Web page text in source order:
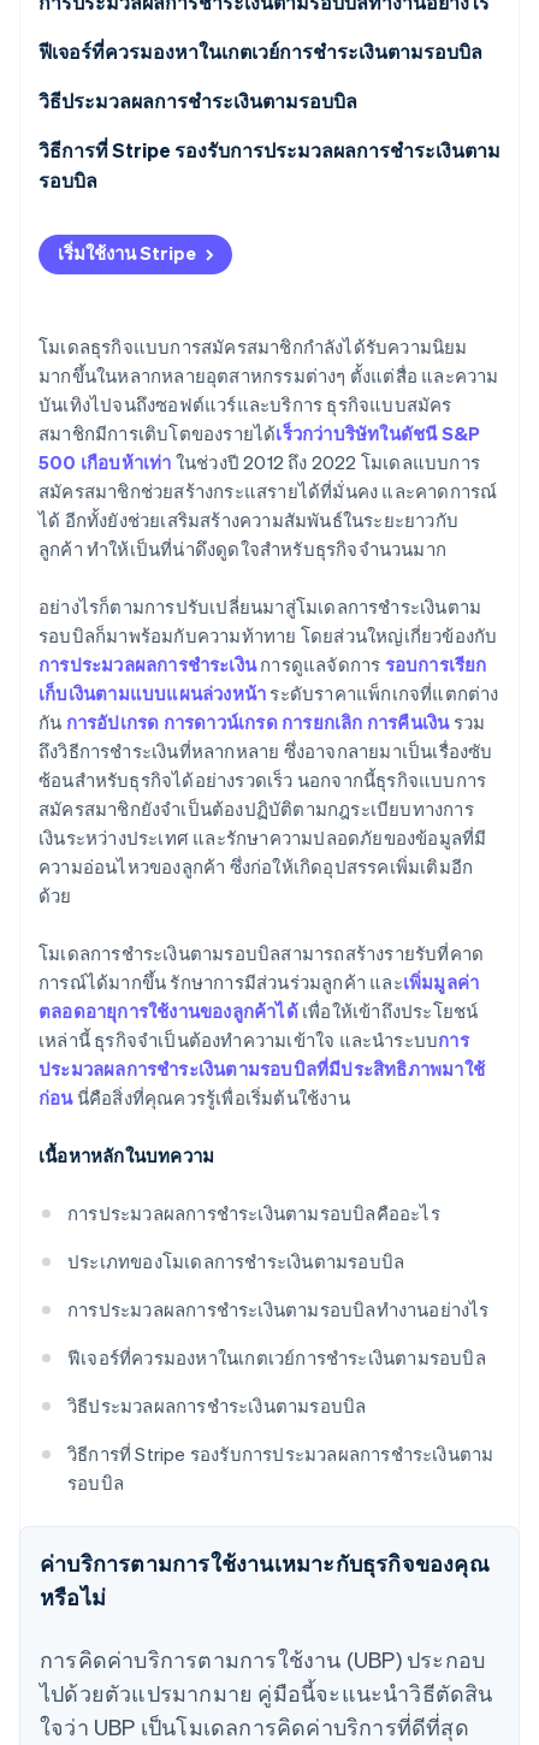
1. ลูกค้าลงทะเบียน
2. การแปลงโทเค็นเข้ารหัสข้อมูลการชำระเงิน
3. ระบบการจัดการการชำระเงินตามรอบบิลจะเก็บราย
ละเอียดการชำระเงินตามรอบบิล
4. เกตเวย์การชำระเงิน และผู้ประมวลผลจัดการคำขอ
การชำระเงิน
6. ลูกค้าได้รับแจ้งสถานะการชำระเงิน
ฟีเจอร์ที่ควรมองหาในเกตเวย์การชำระเงินตามรอบบิล
วิธีประมวลผลการชำระเงินตามรอบบิล
วิธีการที่ Stripe รองรับการประมวลผลการชำระเงินตาม
รอบบิล
เริ่มใช้งาน Stripe
โมเดลธุรกิจแบบการสมัครสมาชิกกำลังได้รับความนิยม
มากขึ้นในหลากหลายอุตสาหกรรมต่างๆ ตั้งแต่สื่อ และความ
บันเทิงไปจนถึงซอฟต์แวร์และบริการ ธุรกิจแบบสมัคร
สมาชิกมีการเติบโตของรายได้เร็วกว่าบริษัทในดัชนี S&P
500 เกือบห้าเท่า ในช่วงปี 2012 ถึง 2022 โมเดลแบบการ
สมัครสมาชิกช่วยสร้างกระแสรายได้ที่มั่นคง และคาดการณ์
ได้ อีกทั้งยังช่วยเสริมสร้างความสัมพันธ์ในระยะยาวกับ
ลูกค้า ทำให้เป็นที่น่าดึงดูดใจสำหรับธุรกิจจำนวนมาก
อย่างไรก็ตามการปรับเปลี่ยนมาสู่โมเดลการชำระเงินตาม
รอบบิลก็มาพร้อมกับความท้าทาย โดยส่วนใหญ่เกี่ยวข้องกับ
การประมวลผลการชำระเงินการดูแลจัดการ รอบการเรียก
เก็บเงินตามแบบแผนล่วงหน้า ระดับราคาแพ็กเกจที่แตกต่าง
กัน การอัปเกรด การดาวน์เกรด การยกเลิก การคืนเงินรวม
ถึงวิธีการชำระเงินที่หลากหลาย ซึ่งอาจกลายมาเป็นเรื่องซับ
ซ้อนสำหรับธุรกิจได้อย่างรวดเร็ว นอกจากนี้ธุรกิจแบบการ
สมัครสมาชิกยังจำเป็นต้องปฏิบัติตามกฎระเบียบทางการ
เงินระหว่างประเทศ และรักษาความปลอดภัยของข้อมูลที่มี
ความอ่อนไหวของลูกค้า ซึ่งก่อให้เกิดอุปสรรคเพิ่มเติมอีก
ด้วย
โมเดลการชำระเงินตามรอบบิลสามารถสร้างรายรับที่คาด
การณ์ได้มากขึ้น รักษาการมีส่วนร่วมลูกค้า และเพิ่มมูลค่า
ตลอดอายุการใช้งานของลูกค้าได้เพื่อให้เข้าถึงประโยชน์
เหล่านี้ ธุรกิจจำเป็นต้องทำความเข้าใจ และนำระบบการ
ประมวลผลการชำระเงินตามรอบบิลที่มีประสิทธิภาพมาใช้
ก่อนนี่คือสิ่งที่คุณควรรู้เพื่อเริ่มต้นใช้งาน
เนื้อหาหลักในบทความ
การประมวลผลการชำระเงินตามรอบบิลคืออะไร
ประเภทของโมเดลการชำระเงินตามรอบบิล
การประมวลผลการชำระเงินตามรอบบิลทำงานอย่างไร
ฟีเจอร์ที่ควรมองหาในเกตเวย์การชำระเงินตามรอบบิล
วิธีประมวลผลการชำระเงินตามรอบบิล
วิธีการที่ Stripe รองรับการประมวลผลการชำระเงินตาม
รอบบิล
ค่าบริการตามการใช้งานเหมาะกับธุรกิจของคุณ
หรือไม่
การคิดค่าบริการตามการใช้งาน (UBP) ประกอบ
ไปด้วยตัวแปรมากมาย คู่มือนี้จะแนะนำวิธีตัดสิน
ใจว่า UBP เป็นโมเดลการคิดค่าบริการที่ดีที่สุด